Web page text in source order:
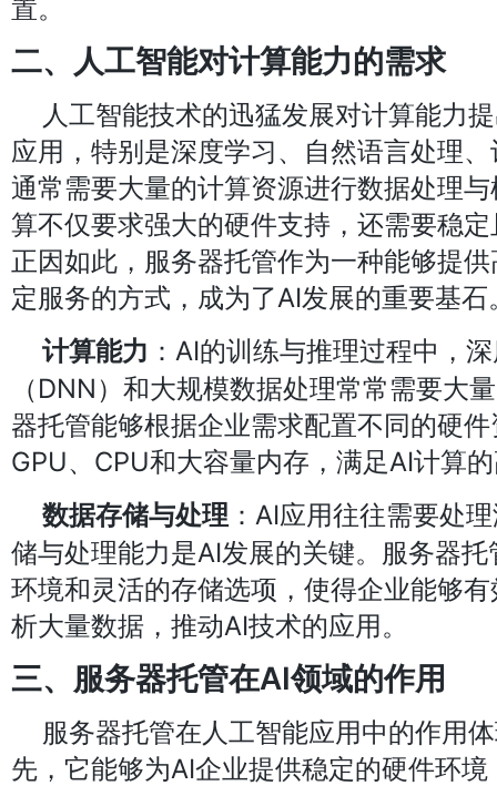
置。
二、人工智能对计算能力的需求
人工智能技术的迅猛发展对计算能力
应用，特别是深度学习、自然语言处理
通常需要大量的计算资源进行数据处理
算不仅要求强大的硬件支持，还需要稳
正因如此，服务器托管作为一种能够提
定服务的方式，成为了AI发展的重要基石
计算能力 ：AI的训练与推理过程中，
（DNN）和大规模数据处理常常需要大
器托管能够根据企业需求配置不同的硬
GPU、CPU和大容量内存，满足AI计算
数据存储与处理 ：AI应用往往需要处
储与处理能力是AI发展的关键。服务器
环境和灵活的存储选项，使得企业能够
析大量数据，推动AI技术的应用。
三、服务器托管在AI领域的作用
服务器托管在人工智能应用中的作用
先，它能够为AI企业提供稳定的硬件环